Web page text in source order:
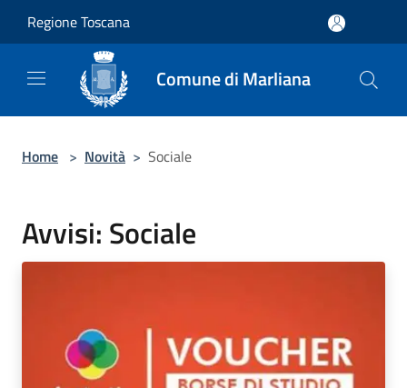
Regione Toscana
Comune di Marliana
Home > Novità > Sociale
Avvisi: Sociale